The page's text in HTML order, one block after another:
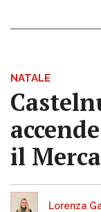
NATALE
il
Lorenza